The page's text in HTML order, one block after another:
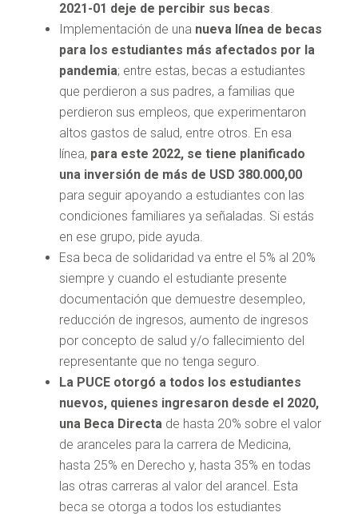
2021-01 deje de percibir sus becas.
Implementación de una nueva línea de becas
para los estudiantes más afectados por la
pandemia; entre estas, becas a estudiantes
que perdieron a sus padres, a familias que
perdieron sus empleos, que experimentaron
altos gastos de salud, entre otros. En esa
línea, para este 2022, se tiene planificado
una inversión de más de USD 380.000,00
para seguir apoyando a estudiantes con las
condiciones familiares ya señaladas. Si estás
en ese grupo, pide ayuda.
Esa beca de solidaridad va entre el 5% al 20%
siempre y cuando el estudiante presente
documentación que demuestre desempleo,
reducción de ingresos, aumento de ingresos
por concepto de salud y/o fallecimiento del
representante que no tenga seguro.
La PUCE otorgó a todos los estudiantes
nuevos, quienes ingresaron desde el 2020,
una Beca Directade hasta 20% sobre el valor
de aranceles para la carrera de Medicina,
hasta 25% en Derecho y, hasta 35% en todas
las otras carreras al valor del arancel. Esta
beca se otorga a todos los estudiantes